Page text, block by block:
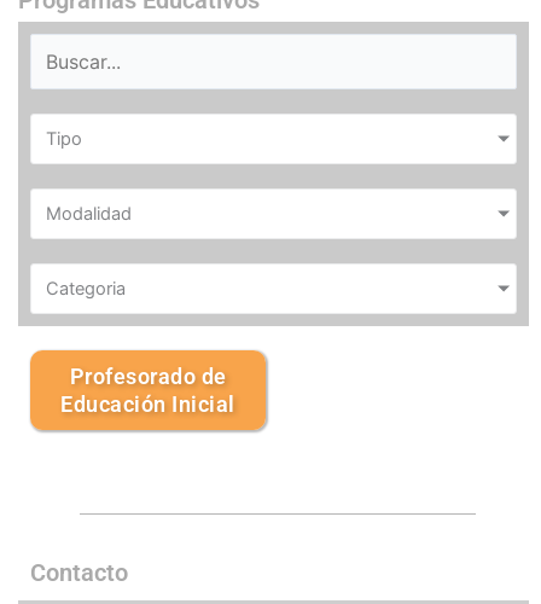
Tipo
Modalidad
Categoria
Profesorado de
Educación Inicial
Contacto